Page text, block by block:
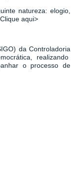
natureza: elogio,
aqui>
da Controladoria
realizando
o processo de